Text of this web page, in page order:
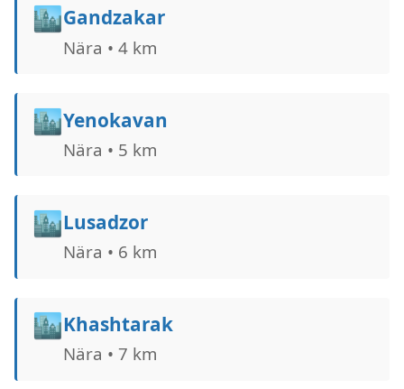
🏙️Gandzakar
Nära • 4 km
🏙️Yenokavan
Nära • 5 km
🏙️Lusadzor
Nära • 6 km
🏙️Khashtarak
Nära • 7 km